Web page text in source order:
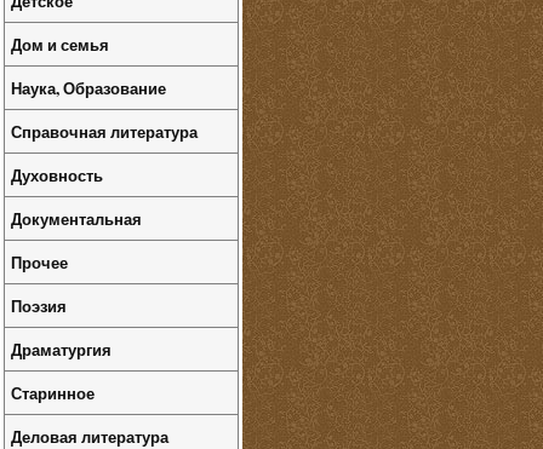
Дом и семья
Наука, Образование
Справочная литература
Духовность
Документальная
Прочее
Поэзия
Драматургия
Старинное
Деловая литература